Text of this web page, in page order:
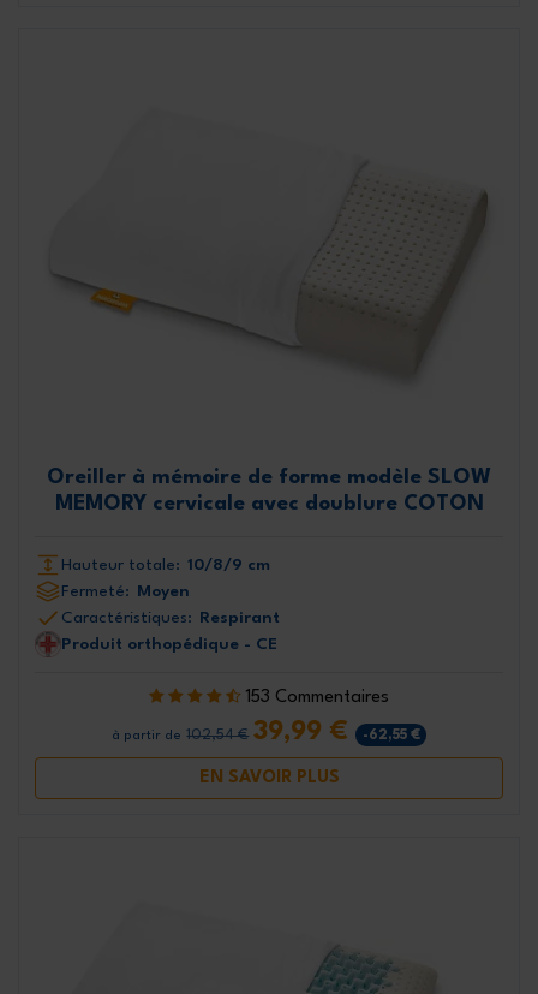
Oreiller à mémoire de forme modèle SLOW
MEMORY cervicale avec doublure COTON
Hauteur totale: 10/8/9 cm
Fermeté: Moyen
Caractéristiques: Respirant
Produit orthopédique - CE
153 Commentaires
à partir de 102,54 € 39,99 € -62,55 €
EN SAVOIR PLUS